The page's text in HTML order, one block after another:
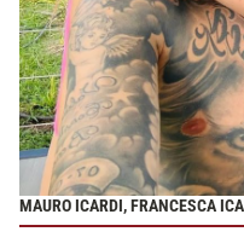
MAURO ICARDI, FRANCESCA